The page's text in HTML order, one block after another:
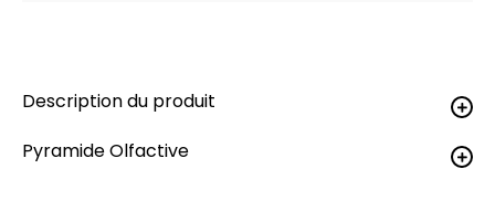
Description du produit
Pyramide Olfactive